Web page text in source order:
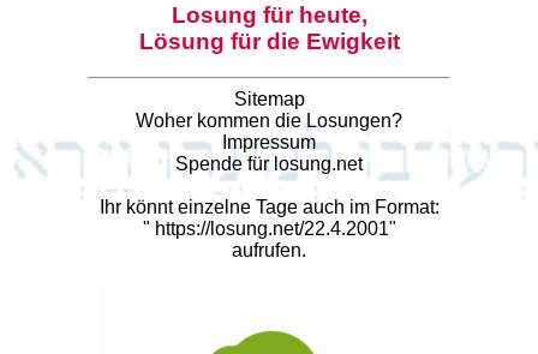
Losung für heute,
Lösung für die Ewigkeit
Sitemap
Woher kommen die Losungen?
Impressum
Spende für losung.net
Ihr könnt einzelne Tage auch im Format:
" https://losung.net/22.4.2001"
aufrufen.